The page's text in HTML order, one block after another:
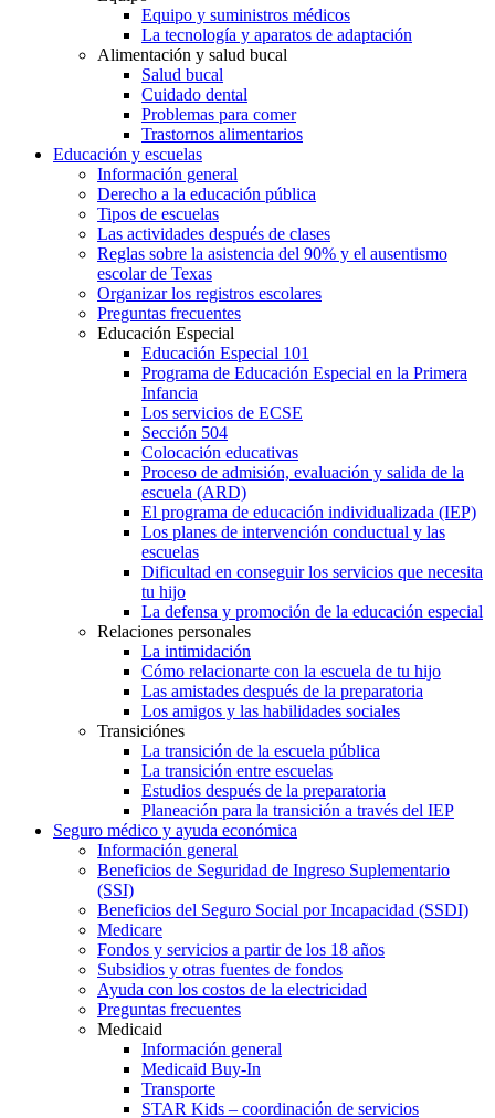
Equipo y suministros médicos
La tecnología y aparatos de adaptación
Alimentación y salud bucal
Salud bucal
Cuidado dental
Problemas para comer
Trastornos alimentarios
Educación y escuelas
Información general
Derecho a la educación pública
Tipos de escuelas
Las actividades después de clases
Reglas sobre la asistencia del 90% y el ausentismo
escolar de Texas
Organizar los registros escolares
Preguntas frecuentes
Educación Especial
Educación Especial 101
Programa de Educación Especial en la Primera
Infancia
Los servicios de ECSE
Sección 504
Colocación educativas
Proceso de admisión, evaluación y salida de la
escuela (ARD)
El programa de educación individualizada (IEP)
Los planes de intervención conductual y las
escuelas
Dificultad en conseguir los servicios que necesita
tu hijo
La defensa y promoción de la educación especial
Relaciones personales
La intimidación
Cómo relacionarte con la escuela de tu hijo
Las amistades después de la preparatoria
Los amigos y las habilidades sociales
Transiciónes
La transición de la escuela pública
La transición entre escuelas
Estudios después de la preparatoria
Planeación para la transición a través del IEP
Seguro médico y ayuda económica
Información general
Beneficios de Seguridad de Ingreso Suplementario
(SSI)
Beneficios del Seguro Social por Incapacidad (SSDI)
Medicare
Fondos y servicios a partir de los 18 años
Subsidios y otras fuentes de fondos
Ayuda con los costos de la electricidad
Preguntas frecuentes
Medicaid
Información general
Medicaid Buy-In
Transporte
STAR Kids – coordinación de servicios